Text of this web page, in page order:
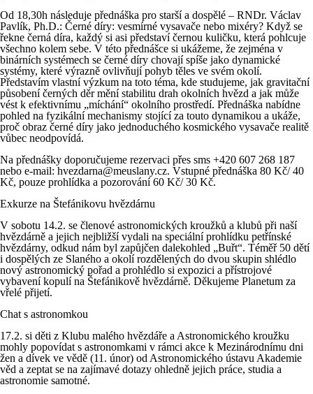
Od 18,30h následuje přednáška pro starší a dospělé – RNDr. Václav
Pavlík, Ph.D.: Černé díry: vesmírné vysavače nebo mixéry? Když se
řekne černá díra, každý si asi představí černou kuličku, která pohlcuje
všechno kolem sebe. V této přednášce si ukážeme, že zejména v
binárních systémech se černé díry chovají spíše jako dynamické
systémy, které výrazně ovlivňují pohyb těles ve svém okolí.
Představím vlastní výzkum na toto téma, kde studujeme, jak gravitační
působení černých děr mění stabilitu drah okolních hvězd a jak může
vést k efektivnímu „míchání“ okolního prostředí. Přednáška nabídne
pohled na fyzikální mechanismy stojící za touto dynamikou a ukáže,
proč obraz černé díry jako jednoduchého kosmického vysavače realitě
vůbec neodpovídá.
Na přednášky doporučujeme rezervaci přes sms +420 607 268 187
nebo e-mail: hvezdarna@meuslany.cz. Vstupné přednáška 80 Kč/ 40
Kč, pouze prohlídka a pozorování 60 Kč/ 30 Kč.
Exkurze na Štefánikovu hvězdárnu
V sobotu 14.2. se členové astronomických kroužků a klubů při naší
hvězdárně a jejich nejbližší vydali na speciální prohlídku petřínské
hvězdárny, odkud nám byl zapůjčen dalekohled „Buřt“. Téměř 50 dětí
i dospělých ze Slaného a okolí rozdělených do dvou skupin shlédlo
nový astronomický pořad a prohlédlo si expozici a přístrojové
vybavení kopulí na Štefánikově hvězdárně. Děkujeme Planetum za
vřelé přijetí.
Chat s astronomkou
17.2. si děti z Klubu malého hvězdáře a Astronomického kroužku
mohly popovídat s astronomkami v rámci akce k Mezinárodnímu dni
žen a dívek ve vědě (11. únor) od Astronomického ústavu Akademie
věd a zeptat se na zajímavé dotazy ohledně jejich práce, studia a
astronomie samotné.